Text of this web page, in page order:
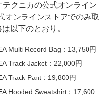
クニカの公式オンライン
オンラインストアでのみ取
以下のとおり。
Multi Record Bag：13,750円
Track Jacket：22,000円
Track Pant：19,800円
Hooded Sweatshirt：17,600